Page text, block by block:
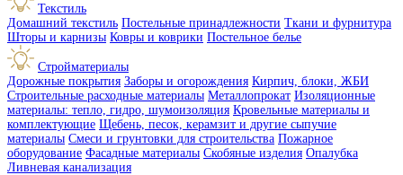
Текстиль
Домашний текстиль Постельные принадлежности Ткани и фурнитура
Шторы и карнизы Ковры и коврики Постельное белье
Стройматериалы
Дорожные покрытия Заборы и огорождения Кирпич, блоки, ЖБИ
Строительные расходные материалы Металлопрокат Изоляционные
материалы: тепло, гидро, шумоизоляция Кровельные материалы и
комплектующие Щебень, песок, керамзит и другие сыпучие
материалы Смеси и грунтовки для строительства Пожарное
оборудование Фасадные материалы Скобяные изделия Опалубка
Ливневая канализация